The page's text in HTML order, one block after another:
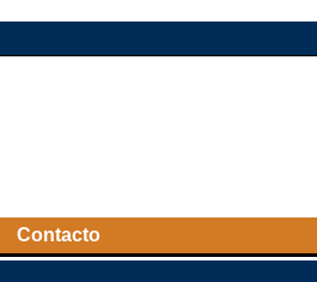
Contacto